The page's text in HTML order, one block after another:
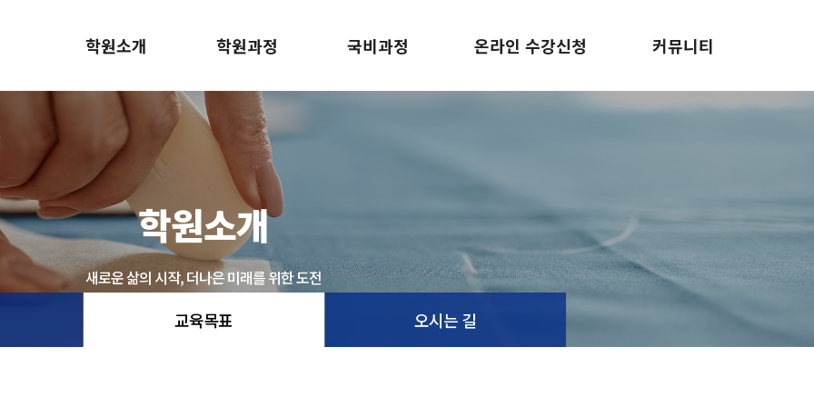
학원소개
인사말
교육목표
오시는 길
학원과정
단과과정
종합과정
국비과정 온라인 수강신청 커뮤니티
공지사항
학원소개
새로운 삶의 시작, 더나은 미래를 위한 도전
교육목표 오시는 길